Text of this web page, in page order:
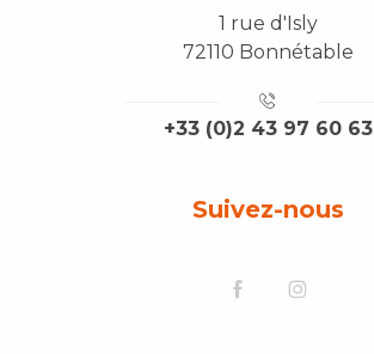
1 rue d'Isly
72110 Bonnétable
+33 (0)2 43 97 60 63
Suivez-nous